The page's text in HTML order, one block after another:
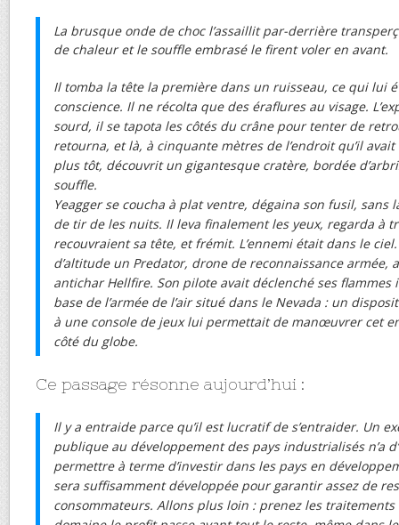
La brusque onde de choc l’assaillit par-derrière
de chaleur et le souffle embrasé le firent voler en avant.
Il tomba la tête la première dans un ruisseau, ce qui lui
conscience. Il ne récolta que des éraflures au visage.
sourd, il se tapota les côtés du crâne pour tenter de
retourna, et là, à cinquante mètres de l’endroit qu’il
plus tôt, découvrit un gigantesque cratère, bordée
souffle.
Yeagger se coucha à plat ventre, dégaina son fusil,
de tir de les nuits. Il leva finalement les yeux, regarda à
recouvraient sa tête, et frémit. L’ennemi était dans le
d’altitude un Predator, drone de reconnaissance armée,
antichar Hellfire. Son pilote avait déclenché ses
base de l’armée de l’air situé dans le Nevada : un
à une console de jeux lui permettait de manœuvrer cet
côté du globe.
Ce passage résonne aujourd’hui :
Il y a entraide parce qu’il est lucratif de s’entraider. Un
publique au développement des pays industrialisés n’a
permettre à terme d’investir dans les pays en
sera suffisamment développée pour garantir assez de
consommateurs. Allons plus loin : prenez les traitements